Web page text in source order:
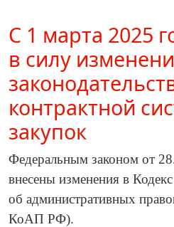
С 1 марта 2025
в силу
контрактной
закупок
Федеральным законом от
внесены изменения в
об административных
КоАП РФ).